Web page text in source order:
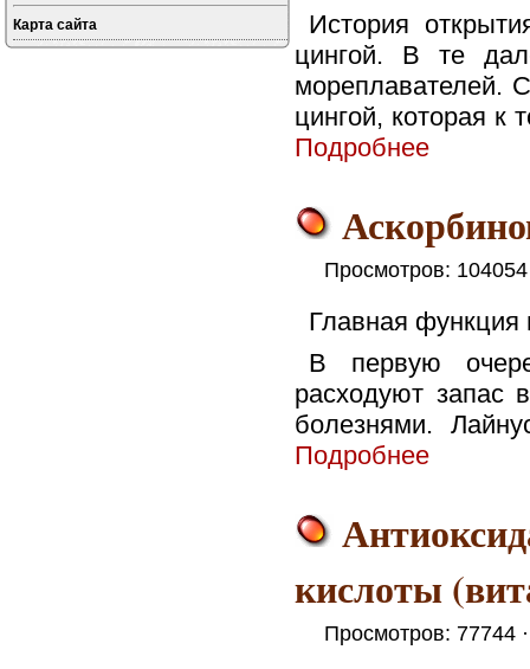
Карта сайта
История
цингой. В те
мореплавателей.
цингой, которая к
Подробнее
Просмотров:
Главная функция
В первую
расходуют запас
болезнями.
Подробнее
кислоты
Просмотров: 77744